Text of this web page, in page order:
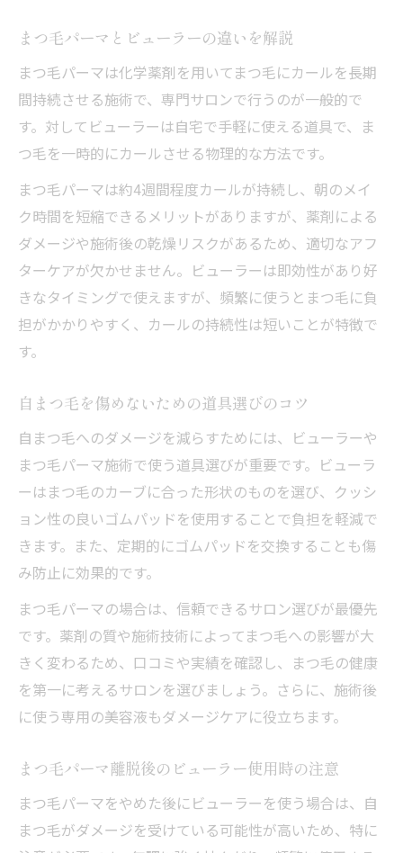
まつ毛パーマとビューラーの違いを解説
まつ毛パーマは化学薬剤を用いてまつ毛にカールを長期
間持続させる施術で、専門サロンで行うのが一般的で
す。対してビューラーは自宅で手軽に使える道具で、ま
つ毛を一時的にカールさせる物理的な方法です。
まつ毛パーマは約4週間程度カールが持続し、朝のメイ
ク時間を短縮できるメリットがありますが、薬剤による
ダメージや施術後の乾燥リスクがあるため、適切なアフ
ターケアが欠かせません。ビューラーは即効性があり好
きなタイミングで使えますが、頻繁に使うとまつ毛に負
担がかかりやすく、カールの持続性は短いことが特徴で
す。
自まつ毛を傷めないための道具選びのコツ
自まつ毛へのダメージを減らすためには、ビューラーや
まつ毛パーマ施術で使う道具選びが重要です。ビューラ
ーはまつ毛のカーブに合った形状のものを選び、クッシ
ョン性の良いゴムパッドを使用することで負担を軽減で
きます。また、定期的にゴムパッドを交換することも傷
み防止に効果的です。
まつ毛パーマの場合は、信頼できるサロン選びが最優先
です。薬剤の質や施術技術によってまつ毛への影響が大
きく変わるため、口コミや実績を確認し、まつ毛の健康
を第一に考えるサロンを選びましょう。さらに、施術後
に使う専用の美容液もダメージケアに役立ちます。
まつ毛パーマ離脱後のビューラー使用時の注意
まつ毛パーマをやめた後にビューラーを使う場合は、自
まつ毛がダメージを受けている可能性が高いため、特に